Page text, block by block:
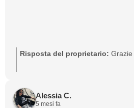
Risposta del proprietario:
Alessia C.
5 mesi fa